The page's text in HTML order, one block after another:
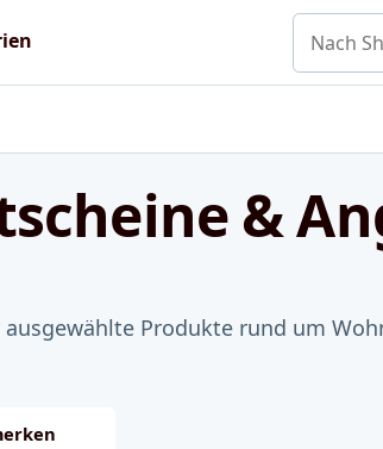
Nach
&
Produkte rund um